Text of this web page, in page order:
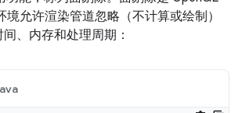
境允许渲染管道忽略（不计算或绘制）
、内存和处理周期：